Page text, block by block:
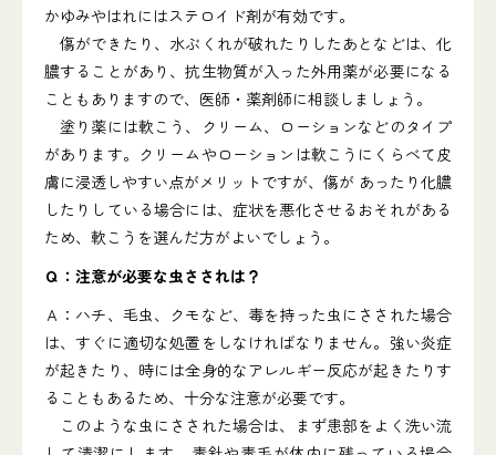
かゆみやはれにはステロイド剤が有効です。
傷ができたり、水ぶくれが破れたりしたあとなどは、化
膿することがあり、抗生物質が入った外用薬が必要になる
こともありますので、医師・薬剤師に相談しましょう。
塗り薬には軟こう、クリーム、ローションなどのタイプ
があります。クリームやローションは軟こうにくらべて皮
膚に浸透しやすい点がメリットですが、傷が あったり化膿
したりしている場合には、症状を悪化させるおそれがある
ため、軟こうを選んだ方がよいでしょう。
Ｑ：注意が必要な虫さされは？
Ａ：ハチ、毛虫、クモなど、毒を持った虫にさされた場合
は、すぐに適切な処置をしなければなりません。強い炎症
が起きたり、時には全身的なアレルギー反応が起きたりす
ることもあるため、十分な注意が必要です。
このような虫にさされた場合は、まず患部をよく洗い流